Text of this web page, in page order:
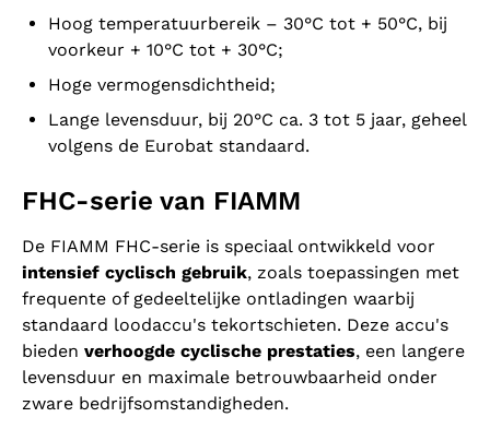
Hoog temperatuurbereik – 30°C tot + 50°C, bij
voorkeur + 10°C tot + 30°C;
Hoge vermogensdichtheid;
Lange levensduur, bij 20°C ca. 3 tot 5 jaar, geheel
volgens de Eurobat standaard.
FHC-serie van FIAMM
De FIAMM FHC-serie is speciaal ontwikkeld voor
intensief cyclisch gebruik, zoals toepassingen met
frequente of gedeeltelijke ontladingen waarbij
standaard loodaccu's tekortschieten. Deze accu's
bieden verhoogde cyclische prestaties, een langere
levensduur en maximale betrouwbaarheid onder
zware bedrijfsomstandigheden.